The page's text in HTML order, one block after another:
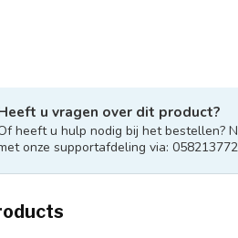
u vragen over dit product?
heeft u hulp nodig bij het bestellen?
onze supportafdeling via: